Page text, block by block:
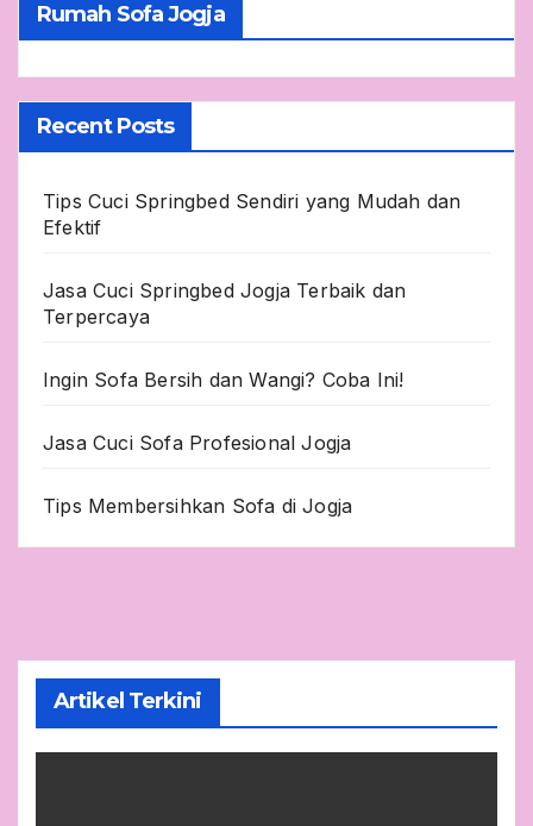
Rumah Sofa Jogja
Recent Posts
Tips Cuci Springbed Sendiri yang Mudah dan
Efektif
Jasa Cuci Springbed Jogja Terbaik dan
Terpercaya
Ingin Sofa Bersih dan Wangi? Coba Ini!
Jasa Cuci Sofa Profesional Jogja
Tips Membersihkan Sofa di Jogja
Artikel Terkini